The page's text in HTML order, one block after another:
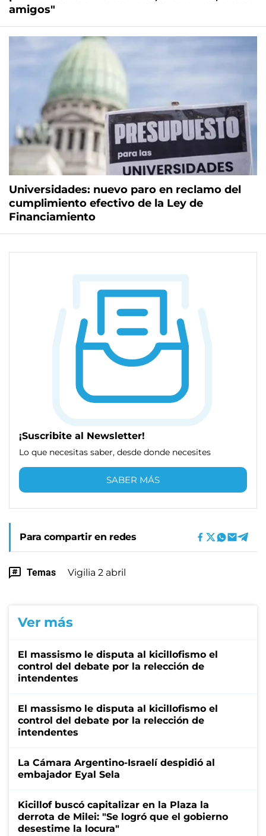
amigos"
Universidades: nuevo paro en reclamo del
cumplimiento efectivo de la Ley de
Financiamiento
¡Suscribite al Newsletter!
Lo que necesitas saber, desde donde necesites
SABER MÁS
Para compartir en redes
Temas Vigilia 2 abril
Ver más
El massismo le disputa al kicillofismo el
control del debate por la relección de
intendentes
El massismo le disputa al kicillofismo el
control del debate por la relección de
intendentes
La Cámara Argentino-Israelí despidió al
embajador Eyal Sela
Kicillof buscó capitalizar en la Plaza la
derrota de Milei: "Se logró que el gobierno
desestime la locura"